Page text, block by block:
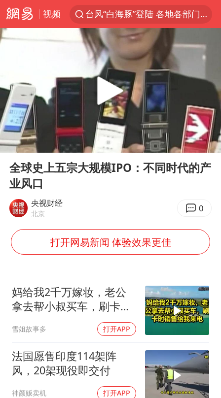
视频
台风“白海豚”登陆 各地各部门全力应对
多地银行上调存款利率
上海地铁4条线路全线停运
4.2平卫生间补漏注胶花1.55万
白海豚路径图
宇树申购 中一签有望赚20万元
今日有3只新股申购
武汉3名城管协管员殴打摊主被刑拘
白海豚可深入内陆制造大范围风雨
轰-6K到底是不是战略轰炸机
“皋”在低处
5万小车卖不动 微型代步车集体遇冷
加沙约14万栋建筑被完全摧毁
从科技创新看开局起步的时与势
Play
00:00 03:18
全球史上五宗大规模IPO：不同时代的产
业风口
央视财经
北京 0
打开网易新闻 体验效果更佳
妈给我2千万嫁妆，老公
拿去帮小叔买车，刷卡时
雪姐故事多 打开APP
法国愿售印度114架阵
风，20架现役即交付
神颜贩卖机 打开APP